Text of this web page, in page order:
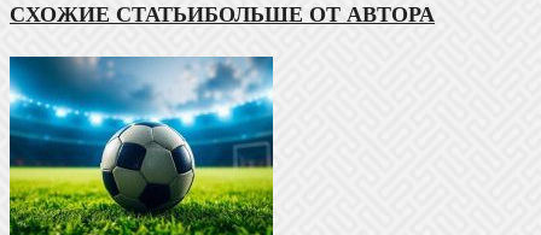
СХОЖИЕ СТАТЬИБОЛЬШЕ ОТ АВТОРА